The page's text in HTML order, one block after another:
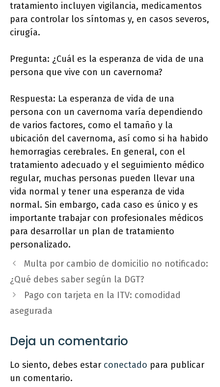
tratamiento incluyen vigilancia, medicamentos
para controlar los síntomas y, en casos severos,
cirugía.
Pregunta: ¿Cuál es la esperanza de vida de una
persona que vive con un cavernoma?
Respuesta: La esperanza de vida de una
persona con un cavernoma varía dependiendo
de varios factores, como el tamaño y la
ubicación del cavernoma, así como si ha habido
hemorragias cerebrales. En general, con el
tratamiento adecuado y el seguimiento médico
regular, muchas personas pueden llevar una
vida normal y tener una esperanza de vida
normal. Sin embargo, cada caso es único y es
importante trabajar con profesionales médicos
para desarrollar un plan de tratamiento
personalizado.
Multa por cambio de domicilio no notificado:
¿Qué debes saber según la DGT?
Pago con tarjeta en la ITV: comodidad
asegurada
Deja un comentario
Lo siento, debes estar conectado para publicar
un comentario.